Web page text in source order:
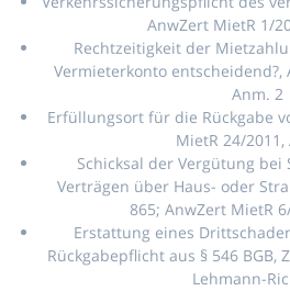
AnwZert MietR 1/
Rechtzeitigkeit der
Vermieterkonto entscheidend?,
Anm. 2
Erfüllungsort für die Rückgabe
MietR 24/2011,
Schicksal der Vergütung bei
Verträgen über Haus- oder
865; AnwZert MietR
Erstattung eines
Rückgabepflicht aus § 546 BGB,
Lehmann-